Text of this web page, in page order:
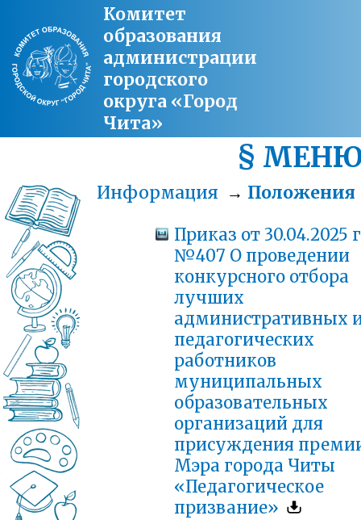
Комитет
образования
администрации
городского
округа «Город
Чита»
§
Информация → Положения
Приказ от 30.04.2025
№407 О проведении
конкурсного отбора
лучших
административных
педагогических
работников
муниципальных
образовательных
организаций для
присуждения
Мэра города Читы
«Педагогическое
призвание»